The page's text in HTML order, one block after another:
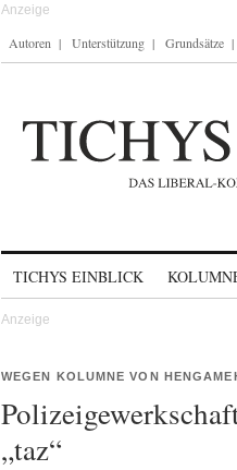
Autoren Unterstützung Grundsätze
TICHYS EINBLICK
WEGEN KOLUMNE VON
„taz“